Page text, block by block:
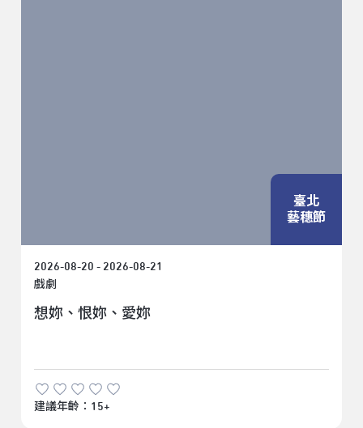
臺北
藝穗節
2026-08-20 - 2026-08-21
戲劇
想妳、恨妳、愛妳
建議年齡：15+